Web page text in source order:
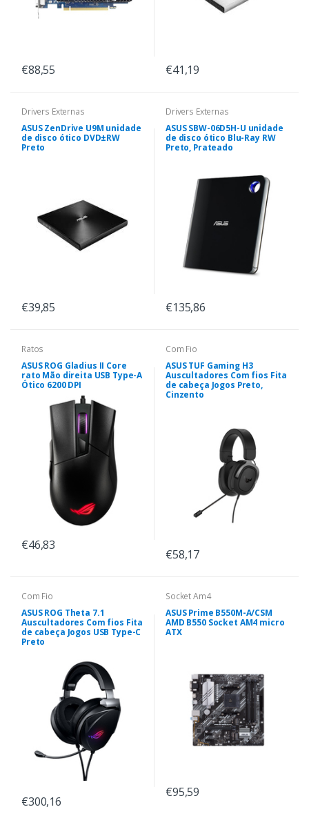
€88,55 €41,19
Drivers Externas
ASUS ZenDrive U9M unidade
de disco ótico DVD±RW
Preto
€39,85
Drivers Externas
ASUS SBW-06D5H-U unidade
de disco ótico Blu-Ray RW
Preto, Prateado
€135,86
Ratos
ASUS ROG Gladius II Core
rato Mão direita USB Type-A
Ótico 6200 DPI
€46,83
Com Fio
ASUS TUF Gaming H3
Auscultadores Com fios Fita
de cabeça Jogos Preto,
Cinzento
€58,17
Com Fio
ASUS ROG Theta 7.1
Auscultadores Com fios Fita
de cabeça Jogos USB Type-C
Preto
€300,16
Socket Am4
ASUS Prime B550M-A/CSM
AMD B550 Socket AM4 micro
ATX
€95,59